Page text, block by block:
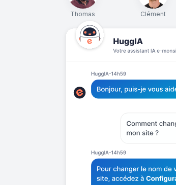
Thomas Clément